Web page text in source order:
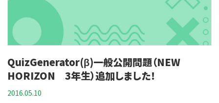
択問題My Project 2 入力（タイピング）問題選択問題PROGRAM 9 入
力（タイピング）問題選択問題POWER-UP 9 入力（タイピング）問題選
択問題PROGRAM 10 入力（タイピング）問題選択問題POWER-UP
10 入力（タイピング）問題選択問題My Project 3 入力（タイピング）問
題選択問題PROGRAM 111,2入力（タイピング）問題選択問題 3,4入力
（タイピング）問題選択問題POWER-UP 11 入力（タイピング）問題選択
似た単語同士を一緒に覚えると、覚えやすいかもしれません。(^o^)
QuizGenerator(β)一般公開問題（NEW
HORIZON 3年生）追加しました！
2016.05.10